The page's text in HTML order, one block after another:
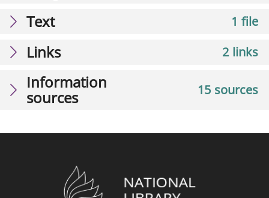
1 file
Text
2 links
Links
15 sources
Information
sources